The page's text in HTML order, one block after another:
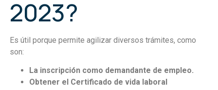
2023?
Es útil porque permite agilizar diversos trámites, como
son:
La inscripción como demandante de empleo.
Obtener el Certificado de vida laboral